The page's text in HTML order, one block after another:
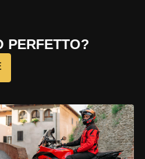
PERFETTO?